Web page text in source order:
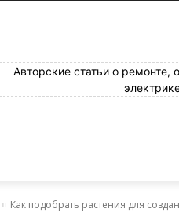
Авторские статьи о
Как подобрать растения для